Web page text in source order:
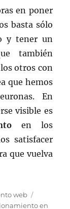
en poner
basta sólo
y tener un
también
otros con
que hemos
En
visible es
en los
satisfacer
que vuelva
web
en